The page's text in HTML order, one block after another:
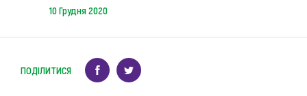
Корисне
Фотогалерея
Контакти
10 Грудня 2020
ПОДІЛИТИСЯ